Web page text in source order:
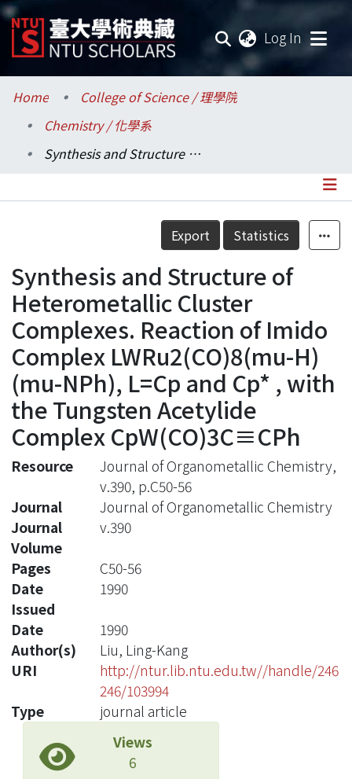
Log In
Communities & Collections
Research Outputs
Statistics
Home
College of Science / 理學院
Chemistry / 化學系
Synthesis and Structure of Heterometallic Cluster Complexes. Reaction of Imido Complex LWRu2(CO)8(mu-H)(mu-NPh), L=Cp and Cp* , with the Tungsten Acetylide Complex CpW(CO)3C≡CPh
Details
Export Statistics
Synthesis and Structure of
Heterometallic Cluster
Complexes. Reaction of Imido
Complex LWRu2(CO)8(mu-H)
(mu-NPh), L=Cp and Cp* , with
the Tungsten Acetylide
Complex CpW(CO)3C≡CPh
Resource
Journal of Organometallic Chemistry,
v.390, p.C50-56
Journal
Journal of Organometallic Chemistry
Journal
Volume
v.390
Pages
C50-56
Date
Issued
1990
Date
1990
Author(s)
Liu, Ling-Kang
URI
http://ntur.lib.ntu.edu.tw//handle/246
246/103994
Type
journal article
Views
6